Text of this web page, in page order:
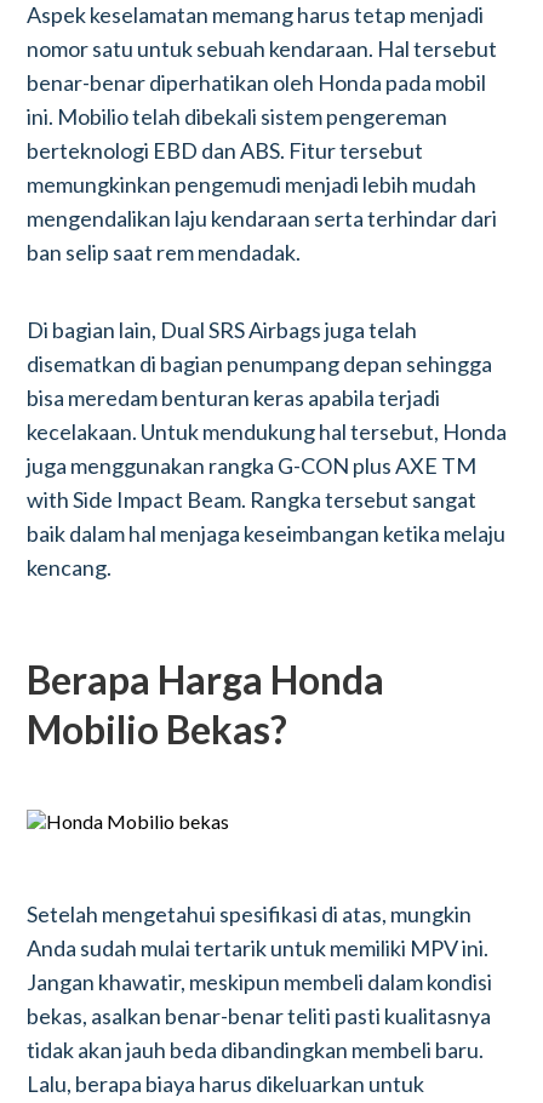
Aspek keselamatan memang harus tetap menjadi
nomor satu untuk sebuah kendaraan. Hal tersebut
benar-benar diperhatikan oleh Honda pada mobil
ini. Mobilio telah dibekali sistem pengereman
berteknologi EBD dan ABS. Fitur tersebut
memungkinkan pengemudi menjadi lebih mudah
mengendalikan laju kendaraan serta terhindar dari
ban selip saat rem mendadak.
Di bagian lain, Dual SRS Airbags juga telah
disematkan di bagian penumpang depan sehingga
bisa meredam benturan keras apabila terjadi
kecelakaan. Untuk mendukung hal tersebut, Honda
juga menggunakan rangka G-CON plus AXE TM
with Side Impact Beam. Rangka tersebut sangat
baik dalam hal menjaga keseimbangan ketika melaju
kencang.
Berapa Harga Honda
Mobilio Bekas?
Setelah mengetahui spesifikasi di atas, mungkin
Anda sudah mulai tertarik untuk memiliki MPV ini.
Jangan khawatir, meskipun membeli dalam kondisi
bekas, asalkan benar-benar teliti pasti kualitasnya
tidak akan jauh beda dibandingkan membeli baru.
Lalu, berapa biaya harus dikeluarkan untuk